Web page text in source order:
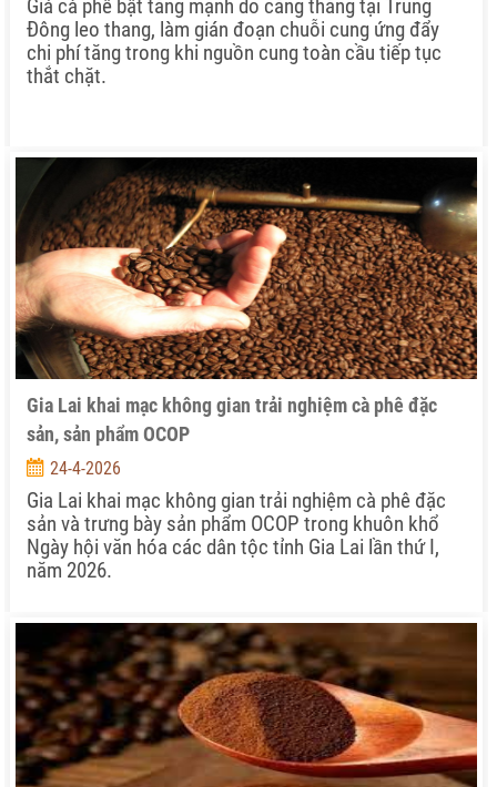
Giá cà phê bật tăng mạnh do căng thẳng tại Trung
Đông leo thang, làm gián đoạn chuỗi cung ứng đẩy
chi phí tăng trong khi nguồn cung toàn cầu tiếp tục
thắt chặt.
Gia Lai khai mạc không gian trải nghiệm cà phê đặc
sản, sản phẩm OCOP
24-4-2026
Gia Lai khai mạc không gian trải nghiệm cà phê đặc
sản và trưng bày sản phẩm OCOP trong khuôn khổ
Ngày hội văn hóa các dân tộc tỉnh Gia Lai lần thứ I,
năm 2026.